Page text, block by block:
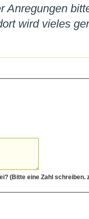
Anregungen
wird vieles
Schutz Frage: Was ergibt eins UND drei? (Bitte eine Zahl